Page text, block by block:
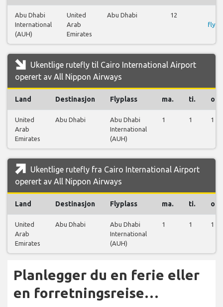
Abu Dhabi
International
(AUH)
United
Arab
Emirates
Abu Dhabi 12
Ukentlige rutefly til Cairo International Airport
operert av All Nippon Airways
Land Destinasjon Flyplass ma. ti. on.
United
Arab
Emirates
Abu Dhabi
Abu Dhabi
International
(AUH)
1 1 1
Ukentlige rutefly fra Cairo International Airport
operert av All Nippon Airways
Land Destinasjon Flyplass ma. ti. on.
United
Arab
Emirates
Abu Dhabi
Abu Dhabi
International
(AUH)
1 1 1
Planlegger du en ferie eller
en forretningsreise…